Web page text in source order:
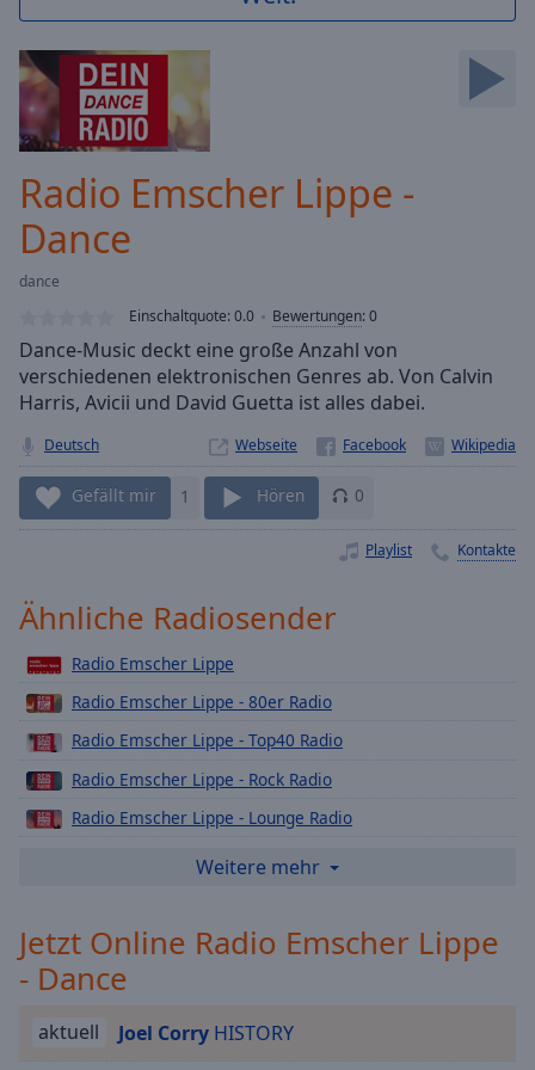
Backward
Forward
Mute
Current
Time0:00
Duration -:-
0.00%
Stream
live,
currently
behind
live LIVE
Time-
1x
Chapters
Chapters
Descriptions
descriptions
off,
selected
settings
opens
subtitles
dialog
Radio Emscher Lippe -
Dance
dance
Einschaltquote:0.0 Bewertungen:0
Dance-Music deckt eine große Anzahl von
verschiedenen elektronischen Genres ab. Von Calvin
Harris, Avicii und David Guetta ist alles dabei.
Deutsch Webseite
Gefällt mir 1 Hören 0
Playlist Kontakte
Ähnliche Radiosender
Radio Emscher Lippe
Radio Emscher Lippe - 80er Radio
Radio Emscher Lippe - Top40 Radio
Radio Emscher Lippe - Rock Radio
Radio Emscher Lippe - Lounge Radio
Radio Emscher Lippe - Urban Radio
Radio Emscher Lippe - 90er Radio
Radio Emscher Lippe - Deutsch Pop
Radio Emscher Lippe - Schlager
Weitere mehr
Jetzt Online Radio Emscher Lippe
- Dance
aktuell Joel Corry HISTORY